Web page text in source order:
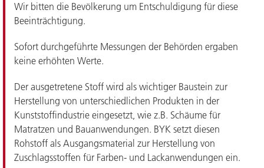
Wir bitten die Bevölkerung um Entschuldigung für diese
Beeinträchtigung.
Sofort durchgeführte Messungen der Behörden ergaben
keine erhöhten Werte.
Der ausgetretene Stoff wird als wichtiger Baustein zur
Herstellung von unterschiedlichen Produkten in der
Kunststoffindustrie eingesetzt, wie z.B. Schäume für
Matratzen und Bauanwendungen. BYK setzt diesen
Rohstoff als Ausgangsmaterial zur Herstellung von
Zuschlagsstoffen für Farben- und Lackanwendungen ein.